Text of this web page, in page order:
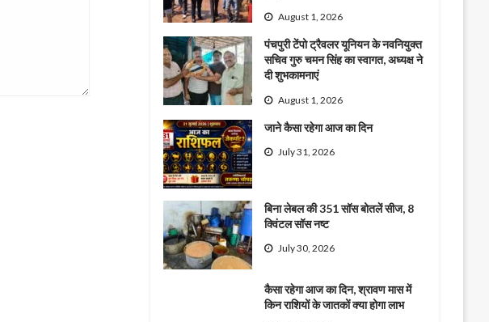
August 1, 2026
पंचपुरी टेंपो ट्रैवलर यूनियन के नवनियुक्त
सचिव गुरु चमन सिंह का स्वागत, अध्यक्ष ने
दी शुभकामनाएं
August 1, 2026
जाने कैसा रहेगा आज का दिन
July 31, 2026
बिना लेबल की 351 सॉस बोतलें सीज, 8
क्विंटल सॉस नष्ट
July 30, 2026
कैसा रहेगा आज का दिन, श्रावण मास में
किन राशियों के जातकों क्या होगा लाभ